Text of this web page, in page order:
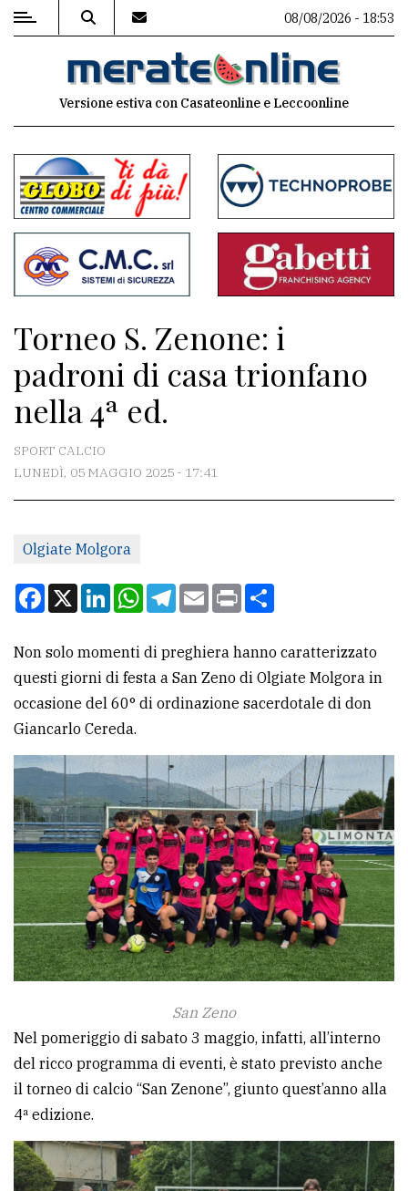
MENU
commenti
Contenuti
del
sito
Associazioni
Meteo
CONTATTI
Scrivici
Per
la
pubblicità
CERCA
Cerca
per
comune
Ricerca
avanzata
LE
ALTRE
TESTATE
PRIVACY
Privacy
policy
08/08/2026 - 18:53
Versione estiva con Casateonline e Leccoonline
Torneo S. Zenone: i
padroni di casa trionfano
nella 4ª ed.
SPORT CALCIO
LUNEDÌ, 05 MAGGIO 2025 - 17:41
Olgiate Molgora
Facebook
X LinkedInWhatsApp
Telegram
EmailPrint
Non solo momenti di preghiera hanno caratterizzato
questi giorni di festa a San Zeno di Olgiate Molgora in
occasione del 60° di ordinazione sacerdotale di don
Giancarlo Cereda.
San Zeno
Nel pomeriggio di sabato 3 maggio, infatti, all’interno
del ricco programma di eventi, è stato previsto anche
il torneo di calcio “San Zenone”, giunto quest’anno alla
4ª edizione.